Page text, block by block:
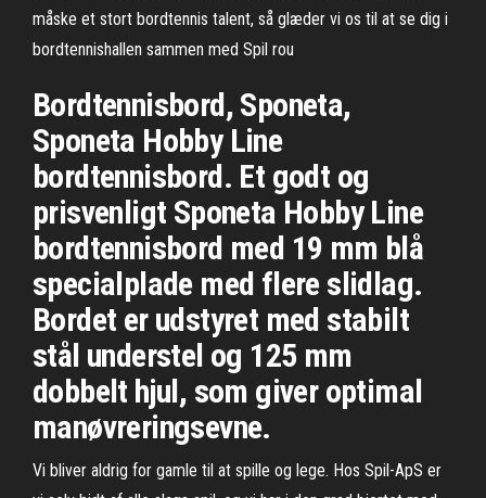
måske et stort bordtennis talent, så glæder vi os til at se dig i
bordtennishallen sammen med Spil rou
Bordtennisbord, Sponeta,
Sponeta Hobby Line
bordtennisbord. Et godt og
prisvenligt Sponeta Hobby Line
bordtennisbord med 19 mm blå
specialplade med flere slidlag.
Bordet er udstyret med stabilt
stål understel og 125 mm
dobbelt hjul, som giver optimal
manøvreringsevne.
Vi bliver aldrig for gamle til at spille og lege. Hos Spil-ApS er